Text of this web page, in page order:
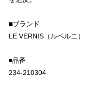
■ブランド
LE VERNIS（ルベルニ）
◾️品番
234-210304